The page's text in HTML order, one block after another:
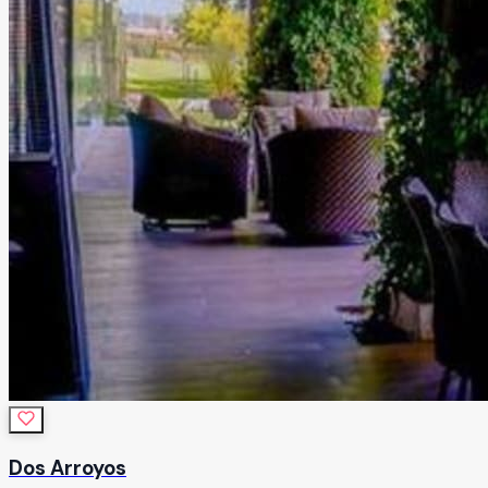
Dos Arroyos